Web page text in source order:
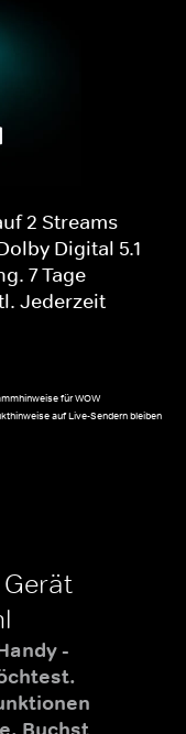
2 Streams
Digital 5.1
7 Tage
Jederzeit
für WOW
auf Live-Sendern bleiben
-
Buchst